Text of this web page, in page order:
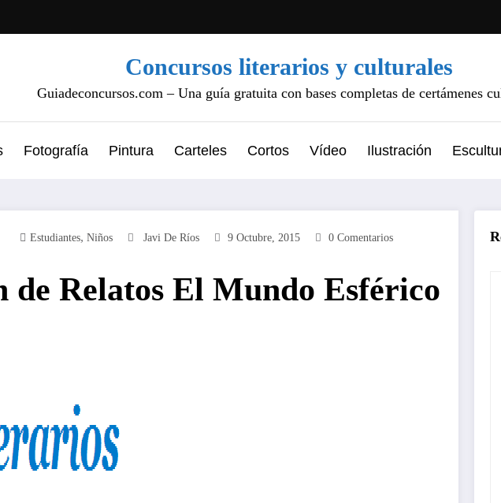
Concursos literarios y culturales
Guiadeconcursos.com – Una guía gratuita con bases completas de certámenes
Fotografía Pintura Carteles Cortos Vídeo Ilustración
Estudiantes, Niños Javi De Ríos 9 Octubre, 2015 0 Comentarios
Relatos El Mundo Esférico